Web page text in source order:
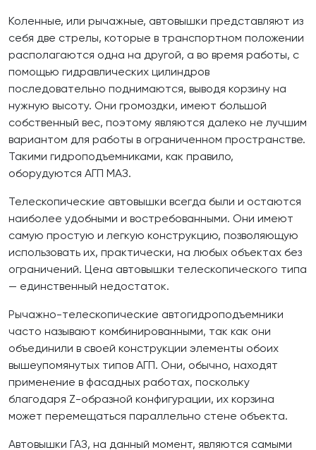
Коленные, или рычажные, автовышки представляют из
себя две стрелы, которые в транспортном положении
располагаются одна на другой, а во время работы, с
помощью гидравлических цилиндров
последовательно поднимаются, выводя корзину на
нужную высоту. Они громоздки, имеют большой
собственный вес, поэтому являются далеко не лучшим
вариантом для работы в ограниченном пространстве.
Такими гидроподъемниками, как правило,
оборудуются АГП МАЗ.
Телескопические автовышки всегда были и остаются
наиболее удобными и востребованными. Они имеют
самую простую и легкую конструкцию, позволяющую
использовать их, практически, на любых объектах без
ограничений. Цена автовышки телескопического типа
— единственный недостаток.
Рычажно-телескопические автогидроподъемники
часто называют комбинированными, так как они
объединили в своей конструкции элементы обоих
вышеупомянутых типов АГП. Они, обычно, находят
применение в фасадных работах, поскольку
благодаря Z-образной конфигурации, их корзина
может перемещаться параллельно стене объекта.
Автовышки ГАЗ, на данный момент, являются самыми